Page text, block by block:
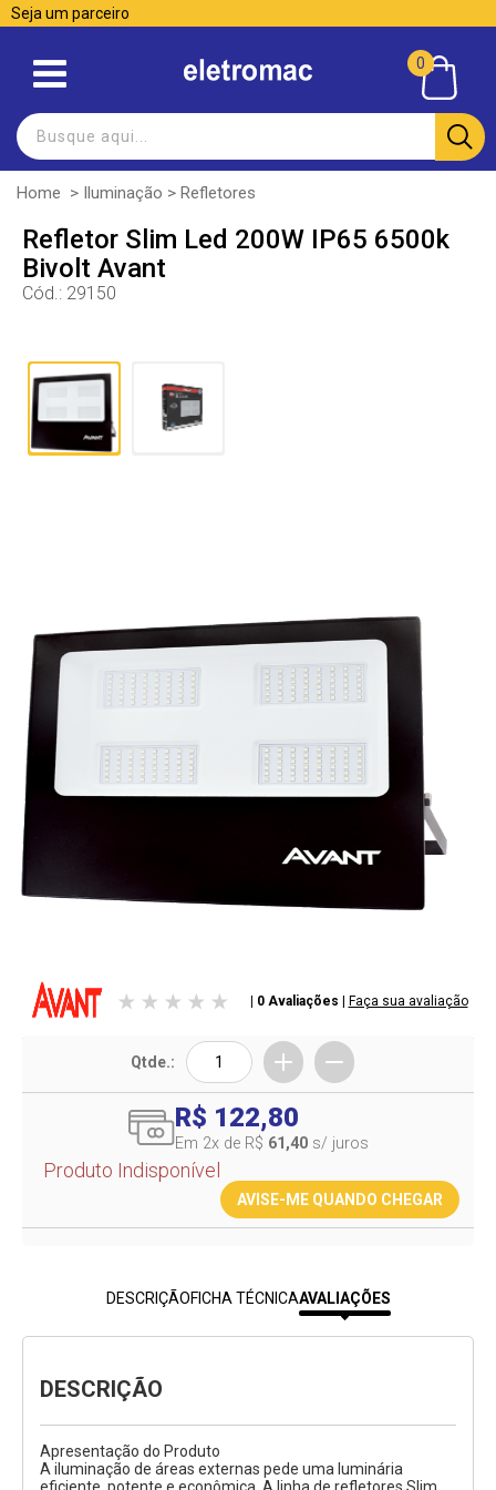
Seja um parceiro
0
Home > Iluminação > Refletores
Refletor Slim Led 200W IP65 6500k
Bivolt Avant
Cód.: 29150
| 0 Avaliações Faça sua avaliação
Qtde.:
R$ 122,80
Em 2x de R$ 61,40 s/ juros
AVISE-ME QUANDO CHEGAR
Produto Indisponível
DESCRIÇÃOFICHA TÉCNICAAVALIAÇÕES
DESCRIÇÃO
Apresentação do Produto
A iluminação de áreas externas pede uma luminária